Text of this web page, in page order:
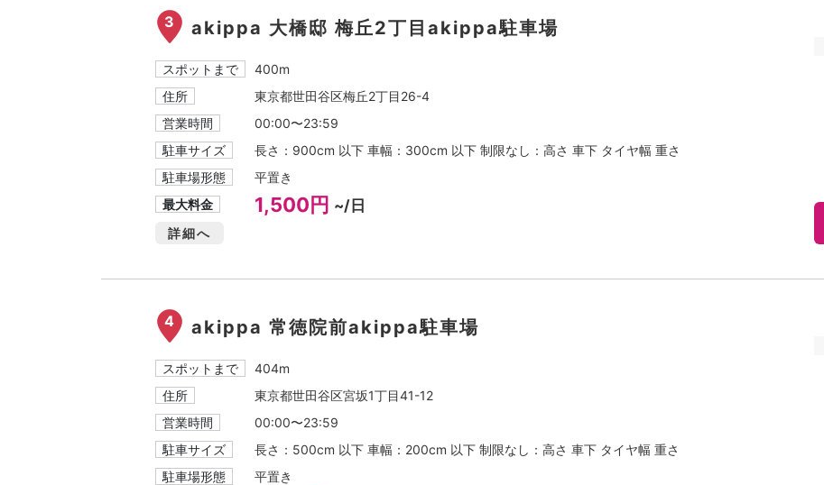
3 akippa 大橋邸 梅丘2丁目akippa駐車場
スポットまで
400m
住所
東京都世田谷区梅丘2丁目26-4
営業時間
00:00〜23:59
駐車サイズ
長さ：900cm 以下 車幅：300cm 以下 制限なし：高さ 車下 タイヤ幅 重さ
駐車場形態
平置き
最大料金
1,500円 ~/日
詳細へ
4 akippa 常徳院前akippa駐車場
スポットまで
404m
住所
東京都世田谷区宮坂1丁目41-12
営業時間
00:00〜23:59
駐車サイズ
長さ：500cm 以下 車幅：200cm 以下 制限なし：高さ 車下 タイヤ幅 重さ
駐車場形態
平置き